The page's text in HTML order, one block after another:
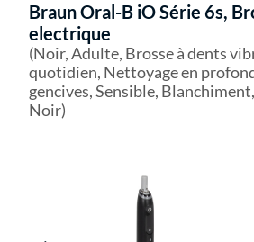
BraunOral-B iO Série 6s,
electrique
(Noir, Adulte, Brosse à dents
quotidien, Nettoyage en
gencives, Sensible,
Noir)